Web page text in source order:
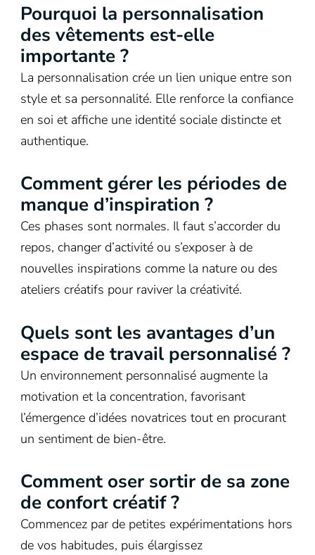
Pourquoi la personnalisation
des vêtements est-elle
importante ?
La personnalisation crée un lien unique entre son
style et sa personnalité. Elle renforce la confiance
en soi et affiche une identité sociale distincte et
authentique.
Comment gérer les périodes de
manque d’inspiration ?
Ces phases sont normales. Il faut s’accorder du
repos, changer d’activité ou s’exposer à de
nouvelles inspirations comme la nature ou des
ateliers créatifs pour raviver la créativité.
Quels sont les avantages d’un
espace de travail personnalisé ?
Un environnement personnalisé augmente la
motivation et la concentration, favorisant
l’émergence d’idées novatrices tout en procurant
un sentiment de bien-être.
Comment oser sortir de sa zone
de confort créatif ?
Commencez par de petites expérimentations hors
de vos habitudes, puis élargissez